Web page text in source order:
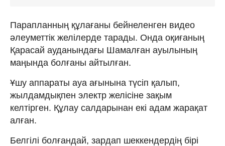
Парапланның құлағаны бейнеленген видео
әлеуметтік желілерде тарады. Онда оқиғаның
Қарасай ауданындағы Шамалған ауылының
маңында болғаны айтылған.
Ұшу аппараты ауа ағынына түсіп қалып,
жылдамдықпен электр желісіне зақым
келтірген. Құлау салдарынан екі адам жарақат
алған.
Белгілі болғандай, зардап шеккендердің бірі